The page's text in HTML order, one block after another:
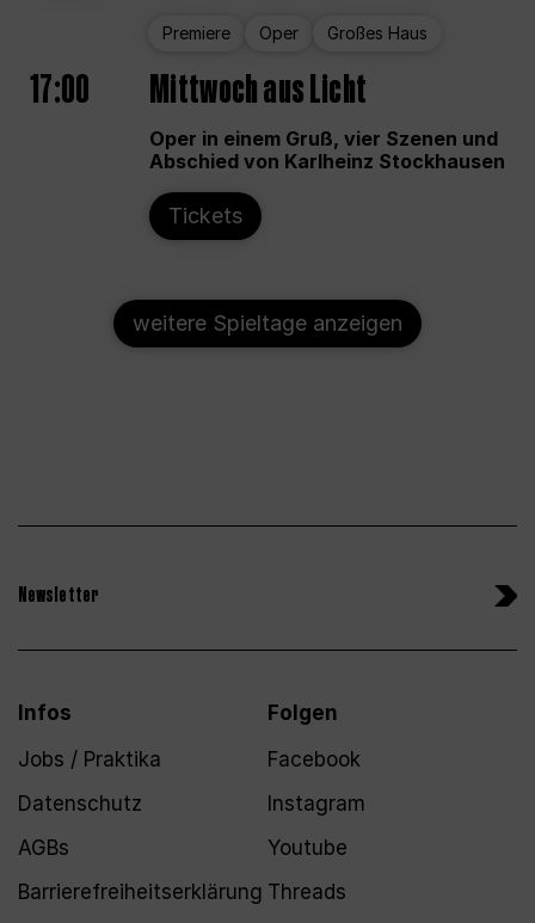
Premiere Oper Großes Haus
17:00 Mittwoch aus Licht
Oper in einem Gruß, vier Szenen und
Abschied von Karlheinz Stockhausen
Tickets
weitere Spieltage anzeigen
Newsletter
Infos
Jobs / Praktika
Datenschutz
AGBs
Barrierefreiheitserklärung
Folgen
Facebook
Instagram
Youtube
Threads